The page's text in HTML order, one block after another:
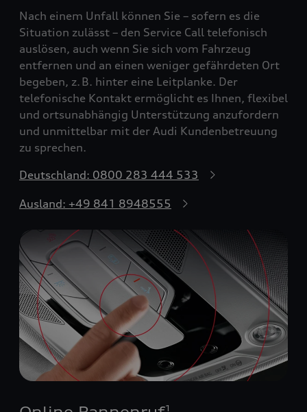
Nach einem Unfall können Sie – sofern es die
Situation zulässt – den Service Call telefonisch
auslösen, auch wenn Sie sich vom Fahrzeug
entfernen und an einen weniger gefährdeten Ort
begeben, z. B. hinter eine Leitplanke. Der
telefonische Kontakt ermöglicht es Ihnen, flexibel
und ortsunabhängig Unterstützung anzufordern
und unmittelbar mit der Audi Kundenbetreuung
zu sprechen.
Deutschland: 0800 283 444 533
Ausland: +49 841 8948555
1